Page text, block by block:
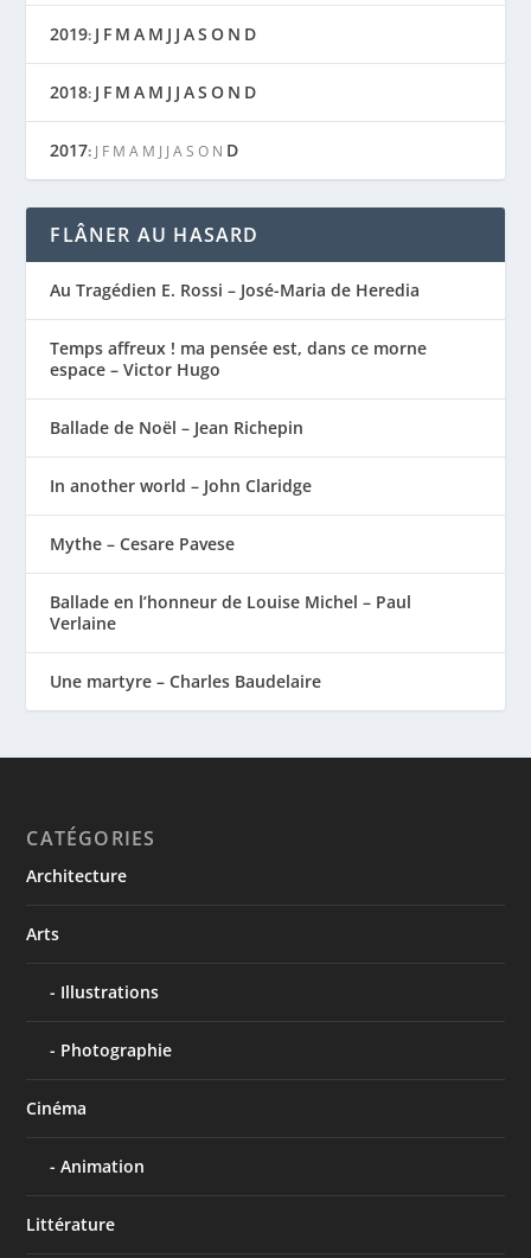
2019: J F M A M J J AS O N D
2018: J F M A M J J AS O N D
2017: J F M A M J J A S O N D
FLÂNER AU HASARD
Au Tragédien E. Rossi – José-Maria de Heredia
Temps affreux ! ma pensée est, dans ce morne
espace – Victor Hugo
Ballade de Noël – Jean Richepin
In another world – John Claridge
Mythe – Cesare Pavese
Ballade en l’honneur de Louise Michel – Paul
Verlaine
Une martyre – Charles Baudelaire
CATÉGORIES
Architecture
Arts
Illustrations
Photographie
Cinéma
Animation
Littérature